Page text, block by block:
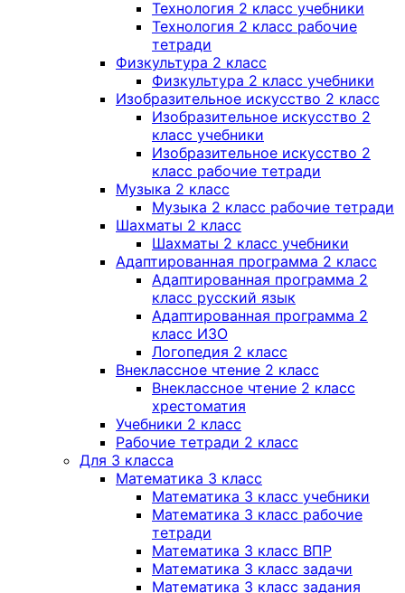
Технология 2 класс учебники
Технология 2 класс рабочие
тетради
Физкультура 2 класс
Физкультура 2 класс учебники
Изобразительное искусство 2 класс
Изобразительное искусство 2
класс учебники
Изобразительное искусство 2
класс рабочие тетради
Музыка 2 класс
Музыка 2 класс рабочие тетради
Шахматы 2 класс
Шахматы 2 класс учебники
Адаптированная программа 2 класс
Адаптированная программа 2
класс русский язык
Адаптированная программа 2
класс ИЗО
Логопедия 2 класс
Внеклассное чтение 2 класс
Внеклассное чтение 2 класс
хрестоматия
Учебники 2 класс
Рабочие тетради 2 класс
Для 3 класса
Математика 3 класс
Математика 3 класс учебники
Математика 3 класс рабочие
тетради
Математика 3 класс ВПР
Математика 3 класс задачи
Математика 3 класс задания